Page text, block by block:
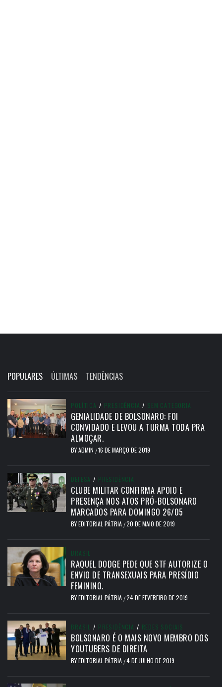
POPULARES ÚLTIMAS TENDÊNCIAS
POLÍTICA / PRESIDÊNCIA / SEM CATEGORIA
GENIALIDADE DE BOLSONARO: FOI
CONVIDADO E LEVOU A TURMA TODA PRA
ALMOÇAR.
BYADMIN /16 DE MARÇO DE 2019
DEFESA / PRESIDÊNCIA
CLUBE MILITAR CONFIRMA APOIO E
PRESENÇA NOS ATOS PRÓ-BOLSONARO
MARCADOS PARA DOMINGO 26/05
BYEDITORIAL PÁTRIA /20 DE MAIO DE 2019
BRASIL
RAQUEL DODGE PEDE QUE STF AUTORIZE O
ENVIO DE TRANSEXUAIS PARA PRESÍDIO
FEMININO.
BYEDITORIAL PÁTRIA /24 DE FEVEREIRO DE 2019
BRASIL / PRESIDÊNCIA / REDES SOCIAIS
BOLSONARO É O MAIS NOVO MEMBRO DOS
YOUTUBERS DE DIREITA
BYEDITORIAL PÁTRIA /4 DE JULHO DE 2019